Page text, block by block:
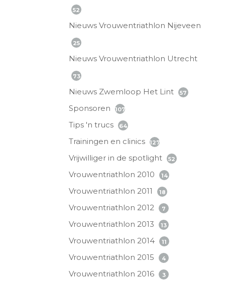
52
Nieuws Vrouwentriathlon Nijeveen
25
Nieuws Vrouwentriathlon Utrecht
73
Nieuws Zwemloop Het Lint 57
Sponsoren 107
Tips 'n trucs 64
Trainingen en clinics 127
Vrijwilliger in de spotlight 52
Vrouwentriathlon 2010 14
Vrouwentriathlon 2011 18
Vrouwentriathlon 2012 7
Vrouwentriathlon 2013 13
Vrouwentriathlon 2014 11
Vrouwentriathlon 2015 4
Vrouwentriathlon 2016 3